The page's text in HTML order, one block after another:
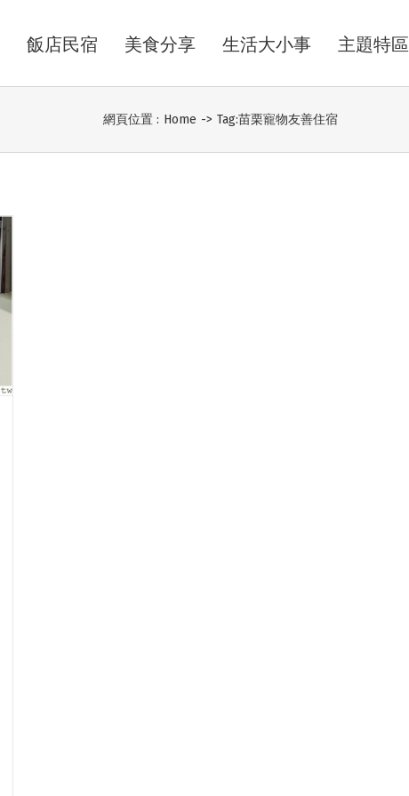
飯店民宿 美食分享 生活大小事 主題特區
網頁位置 : Home -> Tag:苗栗寵物友善住宿